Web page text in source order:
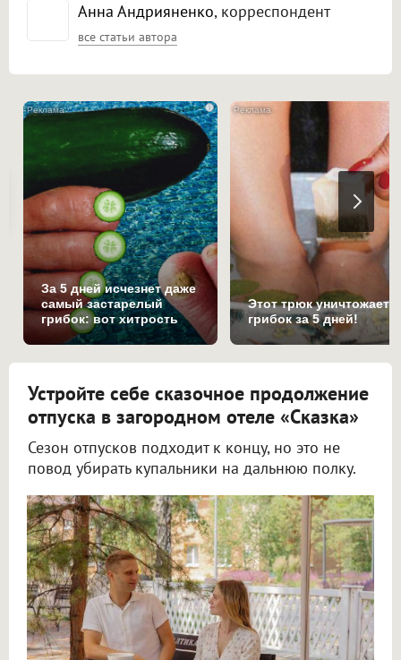
Анна Андрияненко, корреспондент
все статьи автора
i
За 5 дней исчезнет даже
самый застарелый
грибок: вот хитрость
Этот трюк уничтожает
грибок за 5 дней!
Устройте себе сказочное продолжение
отпуска в загородном отеле «Сказка»
Сезон отпусков подходит к концу, но это не
повод убирать купальники на дальнюю полку.